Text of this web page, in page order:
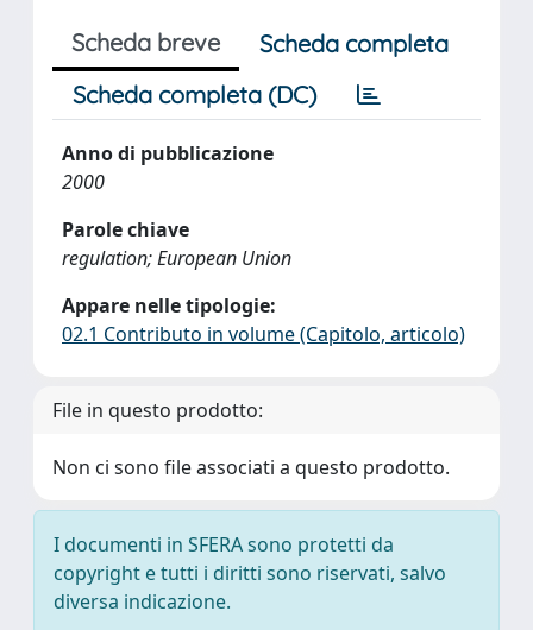
Scheda breve
Scheda completa
Scheda completa (DC)
Anno di pubblicazione
2000
Parole chiave
regulation; European Union
Appare nelle tipologie:
02.1 Contributo in volume (Capitolo, articolo)
File in questo prodotto:
Non ci sono file associati a questo prodotto.
I documenti in SFERA sono protetti da
copyright e tutti i diritti sono riservati, salvo
diversa indicazione.